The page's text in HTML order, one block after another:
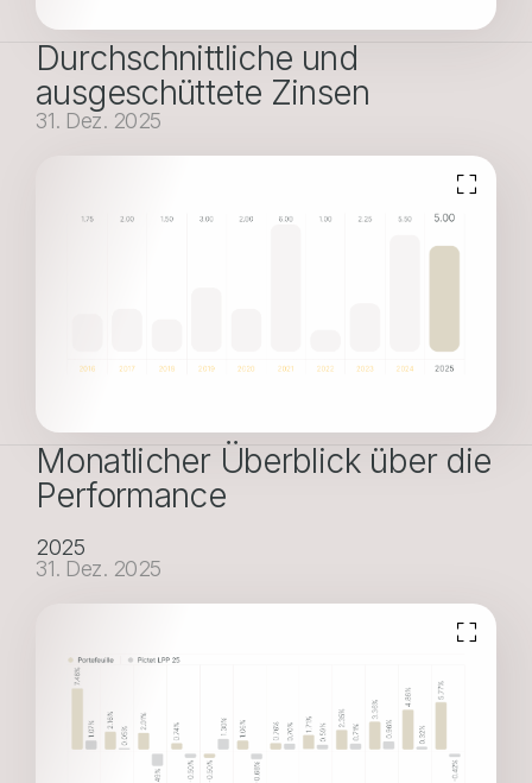
Durchschnittliche und
ausgeschüttete Zinsen
31. Dez. 2025
Monatlicher Überblick über die
Performance
2025
31. Dez. 2025